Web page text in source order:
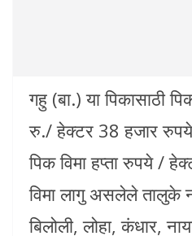
गहु (बा.) या पिकासाठी
रु./ हेक्टर 38 हजार
पिक विमा हप्ता रुपये /
विमा लागु असलेले तालुके
बिलोली, लोहा, कंधार,